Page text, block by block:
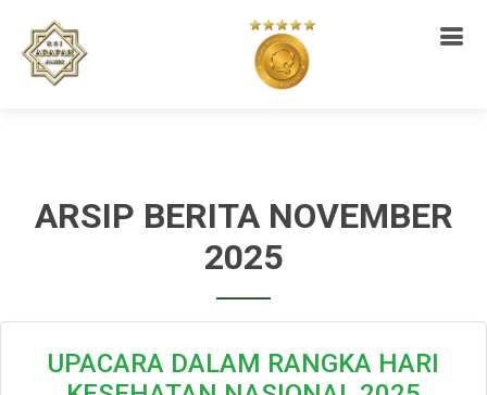
ARSIP BERITA NOVEMBER
2025
UPACARA DALAM RANGKA HARI